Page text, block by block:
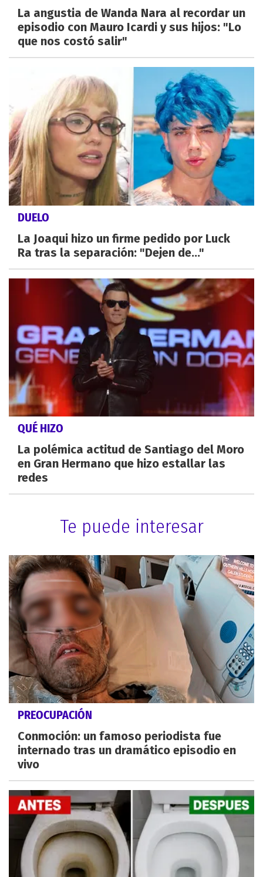
La angustia de Wanda Nara al recordar un
episodio con Mauro Icardi y sus hijos: "Lo
que nos costó salir"
DUELO
La Joaqui hizo un firme pedido por Luck
Ra tras la separación: "Dejen de..."
QUÉ HIZO
La polémica actitud de Santiago del Moro
en Gran Hermano que hizo estallar las
redes
Te puede interesar
PREOCUPACIÓN
Conmoción: un famoso periodista fue
internado tras un dramático episodio en
vivo